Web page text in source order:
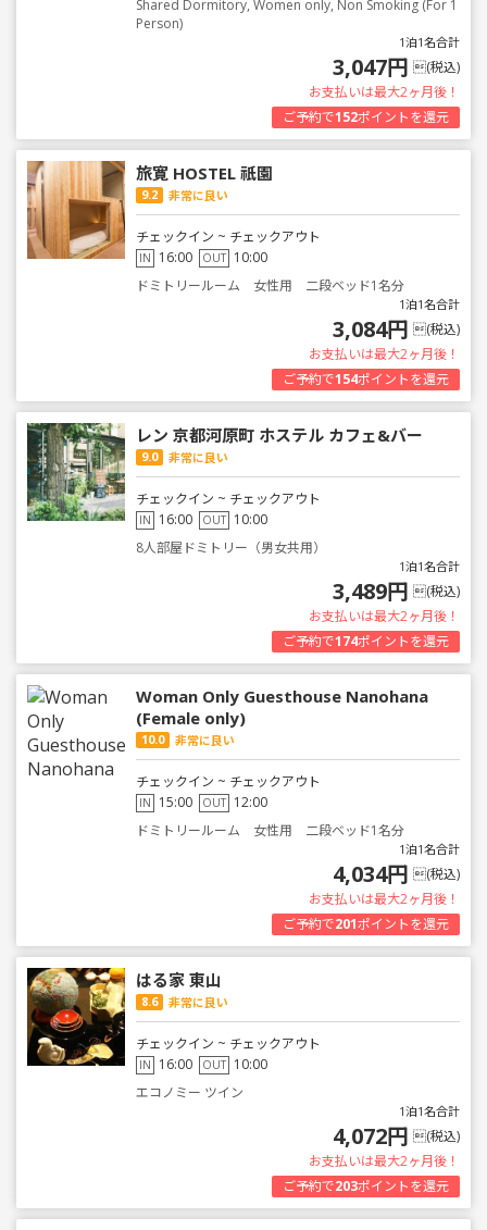
Shared Dormitory, Women only, Non Smoking (For 1
Person)
1泊1名合計
3,047円 (税込)
お支払いは最大2ヶ月後！
ご予約で152ポイントを還元
旅寛 HOSTEL 祇園
9.2 非常に良い
チェックイン ~ チェックアウト
IN 16:00 OUT 10:00
ドミトリールーム 女性用 二段ベッド1名分
1泊1名合計
3,084円 (税込)
お支払いは最大2ヶ月後！
ご予約で154ポイントを還元
レン 京都河原町 ホステル カフェ&バー
9.0 非常に良い
チェックイン ~ チェックアウト
IN 16:00 OUT 10:00
8人部屋ドミトリー（男女共用）
1泊1名合計
3,489円 (税込)
お支払いは最大2ヶ月後！
ご予約で174ポイントを還元
Woman Only Guesthouse Nanohana
(Female only)
10.0 非常に良い
チェックイン ~ チェックアウト
IN 15:00 OUT 12:00
ドミトリールーム 女性用 二段ベッド1名分
1泊1名合計
4,034円 (税込)
お支払いは最大2ヶ月後！
ご予約で201ポイントを還元
はる家 東山
8.6 非常に良い
チェックイン ~ チェックアウト
IN 16:00 OUT 10:00
エコノミー ツイン
1泊1名合計
4,072円 (税込)
お支払いは最大2ヶ月後！
ご予約で203ポイントを還元